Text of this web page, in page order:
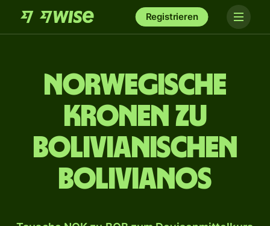
Registrieren
Norwegische
Kronen zu
bolivianischen
Bolivianos